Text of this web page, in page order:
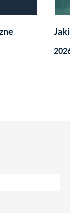
Powiedz nam!